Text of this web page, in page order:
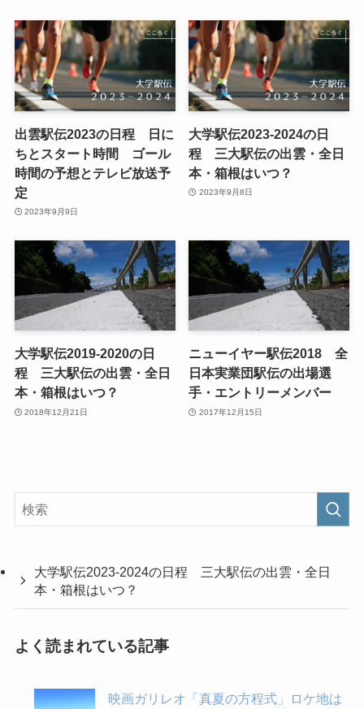
出雲駅伝2023の日程 日に
ちとスタート時間 ゴール
時間の予想とテレビ放送予
定
2023年9月9日
大学駅伝2023-2024の日
程 三大駅伝の出雲・全日
本・箱根はいつ？
2023年9月8日
大学駅伝2019-2020の日
程 三大駅伝の出雲・全日
本・箱根はいつ？
2018年12月21日
ニューイヤー駅伝2018 全
日本実業団駅伝の出場選
手・エントリーメンバー
2017年12月15日
大学駅伝2023-2024の日程 三大駅伝の出雲・全日
本・箱根はいつ？
よく読まれている記事
映画ガリレオ「真夏の方程式」ロケ地は